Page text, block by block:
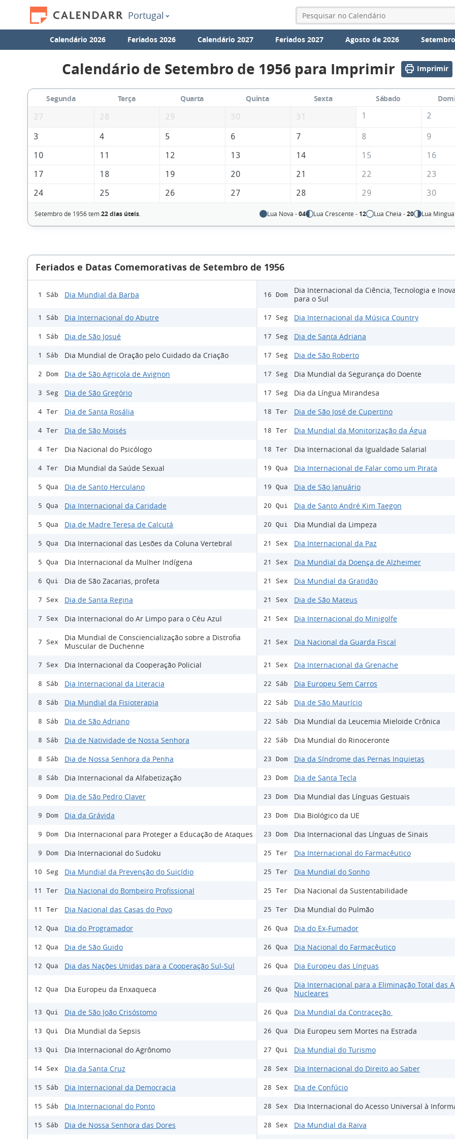
Portugal
Calendário 2026 Feriados 2026 Calendário 2027 Feriados 2027 Agosto de 2026
Calendário de Setembro de 1956 para Imprimir Imprimir
Segunda Terça Quarta Quinta Sexta Sábado
27
28 29 30 31 1 2
3 4 5 6 7 8
9
10
11 12 13 14 15
16
17
18 19 20 21 22
23
24
25 26 27 28 29 30
Setembro de 1956 tem22 dias úteis. Lua Nova -04 Lua Crescente - 12 Lua Cheia -20 Lua
Feriados e Datas Comemorativas de Setembro de 1956
1 Sáb Dia Mundial da Barba
1 Sáb Dia Internacional do Abutre
1 Sáb Dia de São Josué
1 Sáb Dia Mundial de Oração pelo Cuidado da Criação
2 Dom Dia de São Agricola de Avignon
3 Seg Dia de São Gregório
4 Ter Dia de Santa Rosália
4 Ter Dia de São Moisés
4 Ter Dia Nacional do Psicólogo
4 Ter Dia Mundial da Saúde Sexual
5 Qua Dia de Santo Herculano
5 Qua Dia Internacional da Caridade
5 Qua Dia de Madre Teresa de Calcutá
5 Qua Dia Internacional das Lesões da Coluna Vertebral
5 Qua Dia Internacional da Mulher Indígena
6 Qui Dia de São Zacarias, profeta
7 Sex Dia de Santa Regina
7 Sex Dia Internacional do Ar Limpo para o Céu Azul
7 Sex
Dia Mundial de Consciencialização sobre a Distrofia
Muscular de Duchenne
7 Sex Dia Internacional da Cooperação Policial
8 Sáb Dia Internacional da Literacia
8 Sáb Dia Mundial da Fisioterapia
8 Sáb Dia de São Adriano
8 Sáb Dia de Natividade de Nossa Senhora
8 Sáb Dia de Nossa Senhora da Penha
8 Sáb Dia Internacional da Alfabetização
9 Dom Dia de São Pedro Claver
9 Dom Dia da Grávida
9 Dom Dia Internacional para Proteger a Educação de Ataques
9 Dom Dia Internacional do Sudoku
10 Seg Dia Mundial da Prevenção do Suicídio
11 Ter Dia Nacional do Bombeiro Profissional
11 Ter Dia Nacional das Casas do Povo
12 Qua Dia do Programador
12 Qua Dia de São Guido
12 Qua Dia das Nações Unidas para a Cooperação Sul-Sul
12 Qua Dia Europeu da Enxaqueca
13 Qui Dia de São João Crisóstomo
13 Qui Dia Mundial da Sepsis
13 Qui Dia Internacional do Agrônomo
14 Sex Dia da Santa Cruz
15 Sáb Dia Internacional da Democracia
15 Sáb Dia Internacional do Ponto
15 Sáb Dia de Nossa Senhora das Dores
16 Dom
Dia Internacional da Ciência, Tecnologia e
para o Sul
17 Seg Dia Internacional da Música Country
17 Seg Dia de Santa Adriana
17 Seg Dia de São Roberto
17 Seg Dia Mundial da Segurança do Doente
17 Seg Dia da Língua Mirandesa
18 Ter Dia de São José de Cupertino
18 Ter Dia Mundial da Monitorização da Água
18 Ter Dia Internacional da Igualdade Salarial
19 Qua Dia Internacional de Falar como um Pirata
19 Qua Dia de São Januário
20 Qui Dia de Santo André Kim Taegon
20 Qui Dia Mundial da Limpeza
21 Sex Dia Internacional da Paz
21 Sex Dia Mundial da Doença de Alzheimer
21 Sex Dia Mundial da Gratidão
21 Sex Dia de São Mateus
21 Sex Dia Internacional do Minigolfe
21 Sex Dia Nacional da Guarda Fiscal
21 Sex Dia Internacional da Grenache
22 Sáb Dia Europeu Sem Carros
22 Sáb Dia de São Maurício
22 Sáb Dia Mundial da Leucemia Mieloide Crônica
22 Sáb Dia Mundial do Rinoceronte
23 Dom Dia da Síndrome das Pernas Inquietas
23 Dom Dia de Santa Tecla
23 Dom Dia Mundial das Línguas Gestuais
23 Dom Dia Biológico da UE
23 Dom Dia Internacional das Línguas de Sinais
25 Ter Dia Internacional do Farmacêutico
25 Ter Dia Mundial do Sonho
25 Ter Dia Nacional da Sustentabilidade
25 Ter Dia Mundial do Pulmão
26 Qua Dia do Ex-Fumador
26 Qua Dia Nacional do Farmacêutico
26 Qua Dia Europeu das Línguas
26 Qua
Dia Internacional para a Eliminação Total das
Nucleares
26 Qua Dia Mundial da Contraceção
26 Qua Dia Europeu sem Mortes na Estrada
27 Qui Dia Mundial do Turismo
28 Sex Dia Internacional do Direito ao Saber
28 Sex Dia de Confúcio
28 Sex Dia Internacional do Acesso Universal à
28 Sex Dia Mundial da Raiva